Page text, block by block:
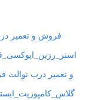
فروش و تعمیر
و تعمیر درب توالت